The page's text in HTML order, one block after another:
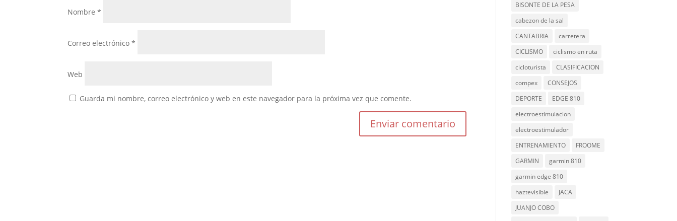
Nombre*
Correo electrónico*
Web
Guarda mi nombre, correo electrónico y web en este navegador para la próxima vez que comente.
BISONTE DE LA PESA
cabezon de la sal
CANTABRIA
carretera
CICLISMO
ciclismo en ruta
cicloturista
CLASIFICACION
compex
CONSEJOS
DEPORTE
EDGE 810
electroestimulacion
electroestimulador
ENTRENAMIENTO
FROOME
GARMIN
garmin 810
garmin edge 810
haztevisible
JACA
JUANJO COBO